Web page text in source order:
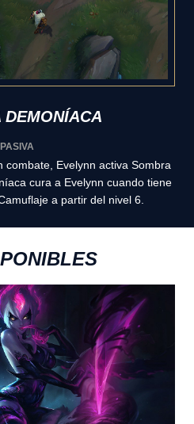
DEMONÍACA
PASIVA
combate, Evelynn activa Sombra
cura a Evelynn cuando tiene
a partir del nivel 6.